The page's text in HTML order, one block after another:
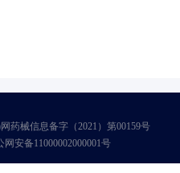
药械信息备字（2021）第00159号
网安备11000002000001号